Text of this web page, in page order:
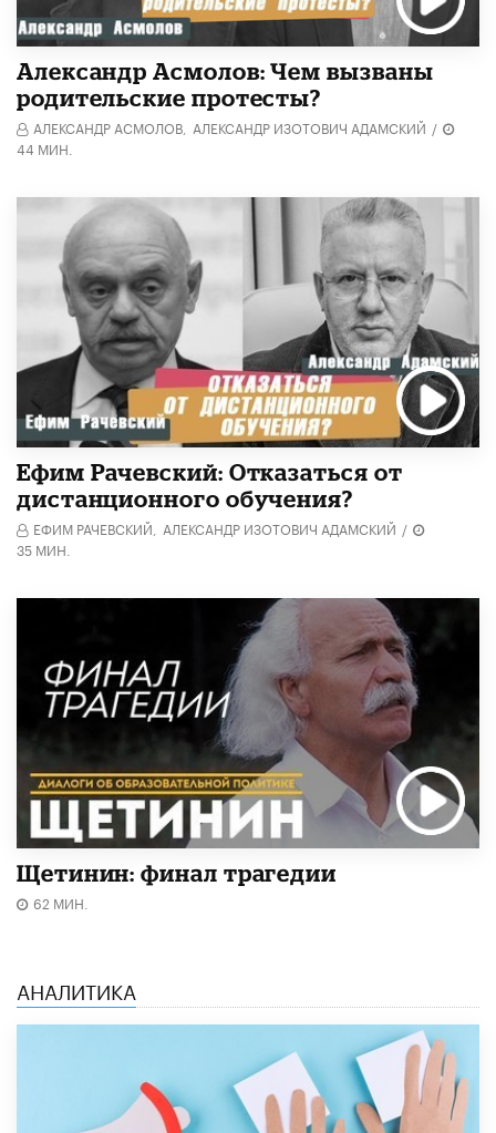
Александр Асмолов: Чем вызваны
родительские протесты?
АЛЕКСАНДР АСМОЛОВ, АЛЕКСАНДР ИЗОТОВИЧ АДАМСКИЙ /
44 МИН.
Ефим Рачевский: Отказаться от
дистанционного обучения?
ЕФИМ РАЧЕВСКИЙ, АЛЕКСАНДР ИЗОТОВИЧ АДАМСКИЙ /
35 МИН.
Щетинин: финал трагедии
62 МИН.
АНАЛИТИКА